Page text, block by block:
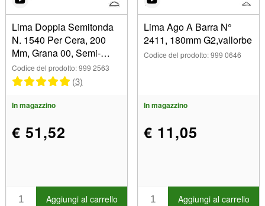
Lima Doppia Semitonda
N. 1540 Per Cera, 200
Mm, Grana 00, Semi-
morbida, Vallorbe
Codice del prodotto: 999 2563
(3)
In magazzino
€ 51,52
Aggiungi al carrello
Lima Ago A Barra N°
2411, 180mm G2,vallorbe
Codice del prodotto: 999 0646
In magazzino
€ 11,05
Aggiungi al carrello